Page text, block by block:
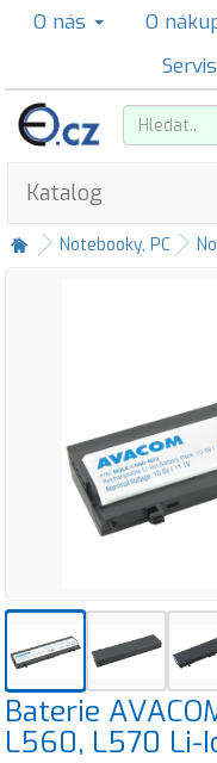
O nás O
Servis
Katalog
Notebooky, PC
Baterie
L560, L570 Li-